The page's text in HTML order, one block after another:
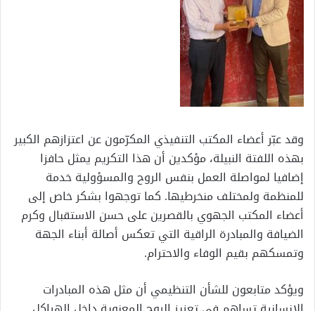
وقد عبّر أعضاء المكتب التنفيذي المكرّمون عن اعتزازهم الكبير
بهذه اللفتة النبيلة، مؤكدين أن هذا التكريم يمثل حافزا
إضافيا لمواصلة العمل بنفس الروح والمسؤولية خدمة
للمنظمة ولمختلف منخرطيها. كما توجهوا بشكر خاص إلى
أعضاء المكتب الجهوي بالقصرين على حسن الاستقبال وكرم
الضيافة والمبادرة الراقية التي تعكس أصالة أبناء الجهة
وتمسكهم بقيم الوفاء والاحترام.
ويؤكد متابعون للشأن التنظيمي أن مثل هذه المبادرات